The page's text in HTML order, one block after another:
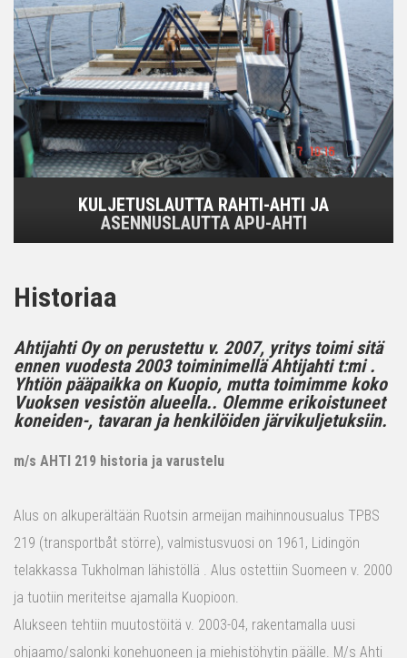
KULJETUSLAUTTA RAHTI-AHTI JA
ASENNUSLAUTTA APU-AHTI
Historiaa
Ahtijahti Oy on perustettu v. 2007, yritys toimi sitä
ennen vuodesta 2003 toiminimellä Ahtijahti t:mi .
Yhtiön pääpaikka on Kuopio, mutta toimimme koko
Vuoksen vesistön alueella.. Olemme erikoistuneet
koneiden-, tavaran ja henkilöiden järvikuljetuksiin.
m/s AHTI 219 historia ja varustelu
Alus on alkuperältään Ruotsin armeijan maihinnousualus TPBS
219 (transportbåt större), valmistusvuosi on 1961, Lidingön
telakkassa Tukholman lähistöllä . Alus ostettiin Suomeen v. 2000
ja tuotiin meriteitse ajamalla Kuopioon.
Alukseen tehtiin muutostöitä v. 2003-04, rakentamalla uusi
ohjaamo/salonki konehuoneen ja miehistöhytin päälle. M/s Ahti